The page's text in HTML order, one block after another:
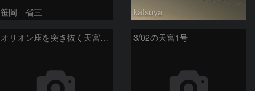
笹岡 省三 katsuya
オリオン座を突き抜く天宮1号 3/02の天宮1号